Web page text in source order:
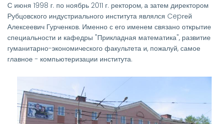
С июня 1998 г. по ноябрь 2011 г. ректором, а затем директором
Рубцовского индустриального института являлся Cepгей
Алексеевич Гурченков. Именно с его именем связано открытие
специальности и кафедры "Прикладная математика", развитие
гуманитарно-экономического факультета и, пожалуй, самое
главное - компьютеризации института.